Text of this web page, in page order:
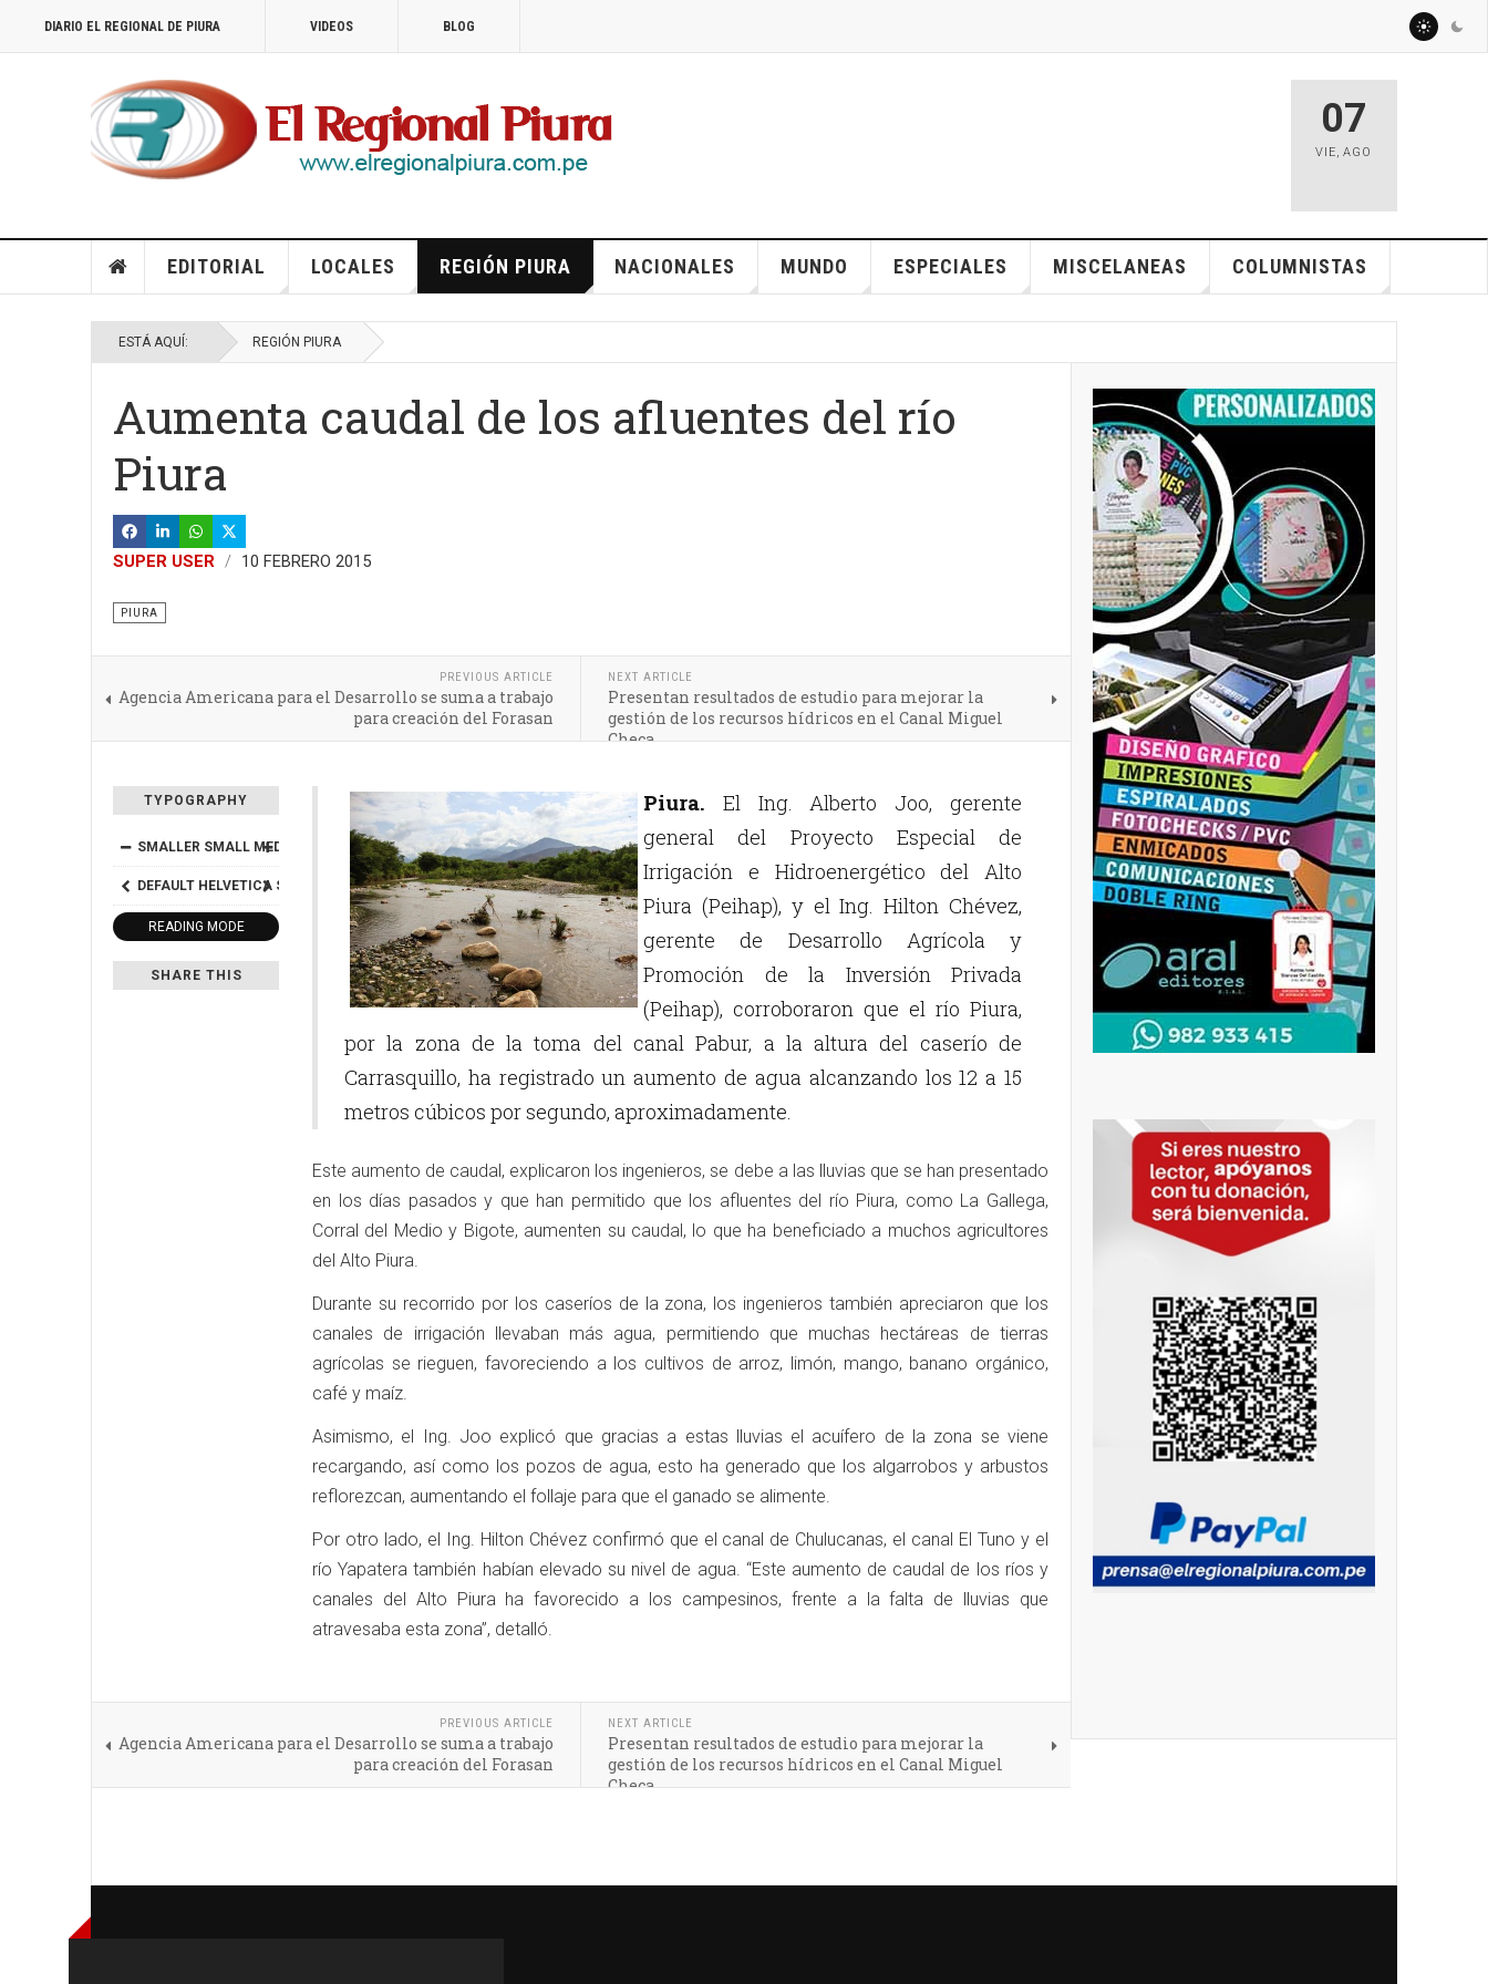
DIARIO EL REGIONAL DE PIURA VIDEOS BLOG
07
VIE,AGO
EDITORIAL LOCALES REGIÓN PIURA NACIONALES MUNDO ESPECIALES MISCELANEAS COLUMNISTAS
ESTÁ AQUÍ: REGIÓN PIURA
Aumenta caudal de los afluentes del río
Piura
SUPER USER 10 FEBRERO 2015
PIURA
PREVIOUS ARTICLE
Agencia Americana para el Desarrollo se suma a trabajo
para creación del Forasan
NEXT ARTICLE
Presentan resultados de estudio para mejorar la
gestión de los recursos hídricos en el Canal Miguel
Checa
TYPOGRAPHY
SMALLER SMALL MEDIUM BIGGER
DEFAULT HELVETICA SEGOE GEORGIA TIMES
READING MODE
SHARE THIS
Piura. El Ing. Alberto Joo, gerente
general del Proyecto Especial de
Irrigación e Hidroenergético del Alto
Piura (Peihap), y el Ing. Hilton Chévez,
gerente de Desarrollo Agrícola y
Promoción de la Inversión Privada
(Peihap), corroboraron que el río Piura,
por la zona de la toma del canal Pabur, a la altura del caserío de
Carrasquillo, ha registrado un aumento de agua alcanzando los 12 a 15
metros cúbicos por segundo, aproximadamente.
Este aumento de caudal, explicaron los ingenieros, se debe a las lluvias que se han presentado
en los días pasados y que han permitido que los afluentes del río Piura, como La Gallega,
Corral del Medio y Bigote, aumenten su caudal, lo que ha beneficiado a muchos agricultores
del Alto Piura.
Durante su recorrido por los caseríos de la zona, los ingenieros también apreciaron que los
canales de irrigación llevaban más agua, permitiendo que muchas hectáreas de tierras
agrícolas se rieguen, favoreciendo a los cultivos de arroz, limón, mango, banano orgánico,
café y maíz.
Asimismo, el Ing. Joo explicó que gracias a estas lluvias el acuífero de la zona se viene
recargando, así como los pozos de agua, esto ha generado que los algarrobos y arbustos
reflorezcan, aumentando el follaje para que el ganado se alimente.
Por otro lado, el Ing. Hilton Chévez confirmó que el canal de Chulucanas, el canal El Tuno y el
río Yapatera también habían elevado su nivel de agua. “Este aumento de caudal de los ríos y
canales del Alto Piura ha favorecido a los campesinos, frente a la falta de lluvias que
atravesaba esta zona”, detalló.
PREVIOUS ARTICLE
Agencia Americana para el Desarrollo se suma a trabajo
para creación del Forasan
NEXT ARTICLE
Presentan resultados de estudio para mejorar la
gestión de los recursos hídricos en el Canal Miguel
Checa